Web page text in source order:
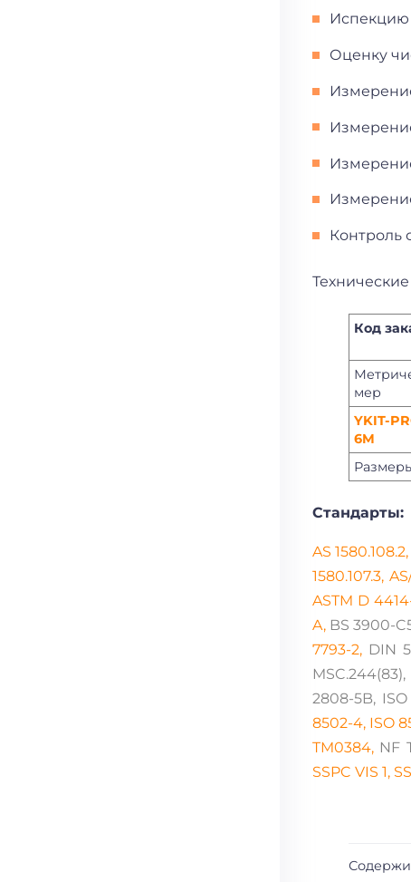
Испекцию
Оценку
Контроль
Код
мер
YKIT-
6M
Стандарты:
AS
1580.107.3,
ASTM D
A, BS 3900-
7793-2, DIN
2808-5B,
8502-4, ISO
TM0384, NF
SSPC VIS 1,